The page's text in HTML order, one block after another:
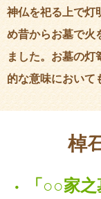
神仏を祀る上で灯
め昔からお墓で火
ました。お墓の灯
的な意味において
棹
・ 「○○家